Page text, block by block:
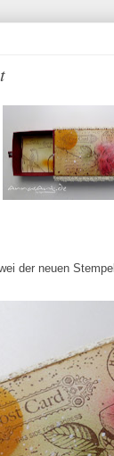
der neuen